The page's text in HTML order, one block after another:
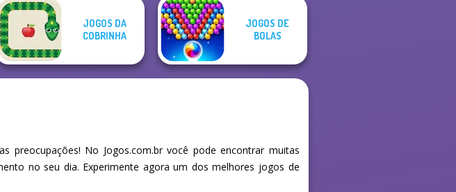
JOGOS DA
COBRINHA
JOGOS DE
BOLAS
preocupações! No Jogos.com.br você pode encontrar muitas
no seu dia. Experimente agora um dos melhores jogos de